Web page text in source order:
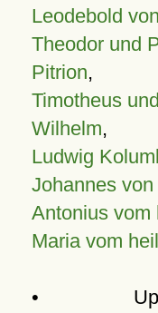
Leodebold
Theodor und
Pitrion,
Timotheus
Wilhelm,
Ludwig
Johannes
Antonius vom
Maria vom
•